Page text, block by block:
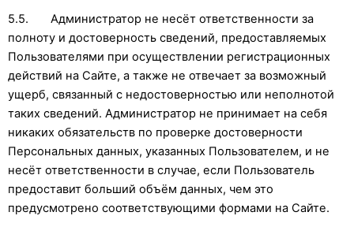
5.5. Администратор не несёт ответственности за
полноту и достоверность сведений, предоставляемых
Пользователями при осуществлении регистрационных
действий на Сайте, а также не отвечает за возможный
ущерб, связанный с недостоверностью или неполнотой
таких сведений. Администратор не принимает на себя
никаких обязательств по проверке достоверности
Персональных данных, указанных Пользователем, и не
несёт ответственности в случае, если Пользователь
предоставит больший объём данных, чем это
предусмотрено соответствующими формами на Сайте.